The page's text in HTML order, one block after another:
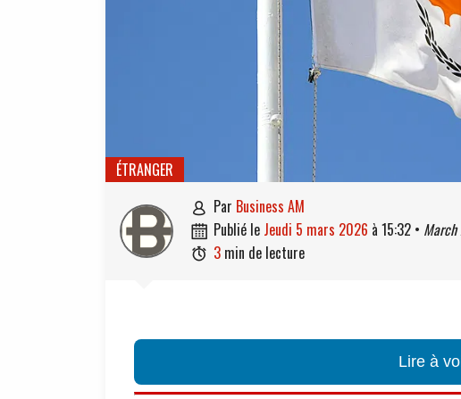
ÉTRANGER
 par Business AM
 publié le jeudi 5 mars 2026 à 15:32 •
 3 min de lecture
Lire à